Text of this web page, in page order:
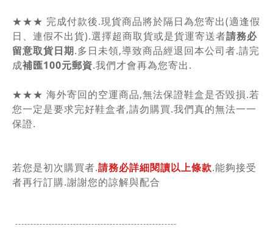
★★★ 完成付款後.現貨商品將於隔日為您寄出(適逢假
日、連假不出貨).選擇超商取貨或是貨運寄送者請務必
留意取貨日期.多日未領,導致商品經退回本公司者.請完
成補匯100元郵資.我們才會再為您寄出.
★★★ 海外寄回的空運商品,無法保證鞋盒是否毀損.若
您一定是要求完好鞋盒者,請勿購買.我們真的無法一一
保證.
若您是初次購買者.請務必詳細閱讀以上條款.能夠接受
者再行訂購.謝謝您的諒解與配合
-----------------------------------------------------